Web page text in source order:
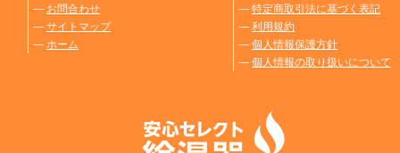
― お問合わせ
― サイトマップ
― ホーム
― 特定商取引法に基づく表記
― 利用規約
― 個人情報保護方針
― 個人情報の取り扱いについて